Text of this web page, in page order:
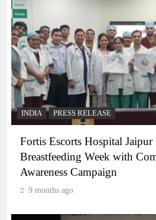
INDIA PRESS RELEASE
Fortis Escorts Hospital
Breastfeeding Week with
Awareness Campaign
9 months ago